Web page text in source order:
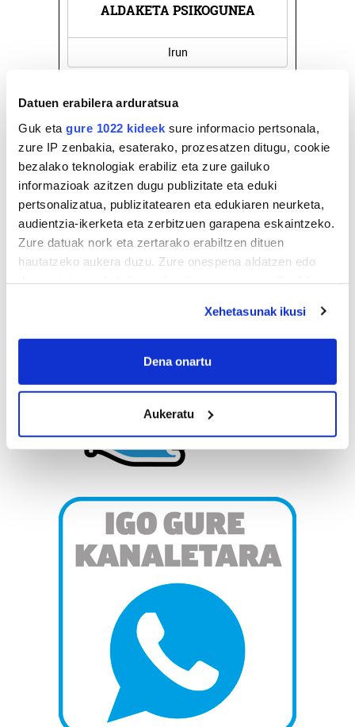
Datuen erabilera arduratsua
Guk eta gure 1022 kideek sure informacio pertsonala,
zure IP zenbakia, esaterako, prozesatzen ditugu, cookie
bezalako teknologiak erabiliz eta zure gailuko
informazioak azitzen dugu publizitate eta eduki
pertsonalizatua, publizitatearen eta edukiaren neurketa,
audientzia-ikerketa eta zerbitzuen garapena eskaintzeko.
Zure datuak nork eta zertarako erabiltzen dituen
hautatzeko aukera duzu. Zure onespena aldatzen edo
If you allow, we would also like to:
Collect information about your geographical
meters
Identify your device by actively scanning it for
specific characteristics (fingerprinting)
Find out more about how your personal data is processed
Guk eta gure bazkideek zure datu pertsonalak
prozesatzen ditugu, zure IP zenbakia, besteak beste,
teknologia erabiliz, cookieak adibidez, iragarki eta eduki
neurtzeko, jendeari buruzko informazioa biltzeko eta
produktuak garatzeko. Zure datuak nork eta zertarako
erabiltzen dituen hauta dezakezu.
Bazkide batzuek ez dizute baimenik eskatzen, eta beren
interes komertzial legitimoetan babesten dira. Ikusi gure
bazkideen zerrenda, beren ustez zein helburutarako
duten interes legitimoa eta horren aurka nola egin
Xehetasunak ikusi
Dena onartu
Aukeratu
LEZO HERRI ESKOLA